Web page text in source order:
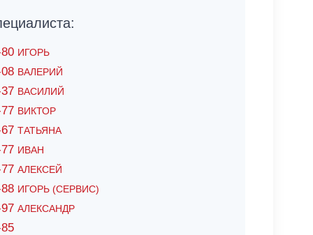
ИГОРЬ
ВАЛЕРИЙ
ВАСИЛИЙ
ВИКТОР
ТАТЬЯНА
ИВАН
АЛЕКСЕЙ
ИГОРЬ (СЕРВИС)
АЛЕКСАНДР